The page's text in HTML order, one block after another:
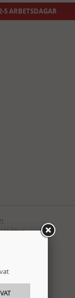
5 ARBETSDAGAR
El